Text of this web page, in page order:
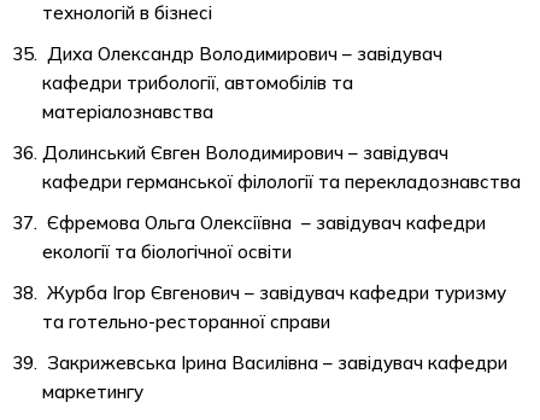
технологій в бізнесі
Диха Олександр Володимирович – завідувач
кафедри трибології, автомобілів та
матеріалознавства
Долинський Євген Володимирович – завідувач
кафедри германської філології та перекладознавства
Єфремова Ольга Олексіївна – завідувач кафедри
екології та біологічної освіти
Журба Ігор Євгенович – завідувач кафедри туризму
та готельно-ресторанної справи
Закрижевська Ірина Василівна – завідувач кафедри
маркетингу